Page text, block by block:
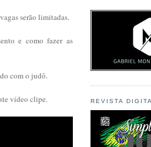
serão limitadas.
e como fazer as
com o judô.
vídeo clipe. REVISTA